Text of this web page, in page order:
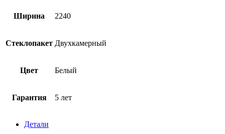
Ширина 2240
Стеклопакет Двухкамерный
Цвет Белый
Гарантия 5 лет
Детали